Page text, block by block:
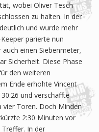
wobei Oliver Tesch
zu halten. In der
und wurde mehr
parierte nun
einen Siebenmeter,
Sicherheit. Diese Phase
den weiteren
Ende erhöhte Vincent
und verschaffte
vier Toren. Doch Minden
2:30 Minuten vor
In der